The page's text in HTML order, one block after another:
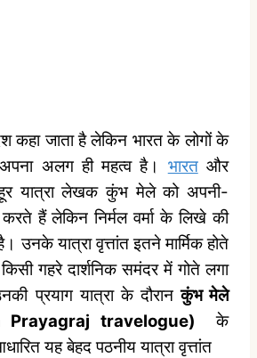
कहा जाता है लेकिन भारत के लोगों के
अलग ही महत्व है। भारतऔर
यात्रा लेखक कुंभ मेले को अपनी-
हैं लेकिन निर्मल वर्मा के लिखे की
उनके यात्रा वृत्तांत इतने मार्मिक होते
गहरे दार्शनिक समंदर में गोते लगा
प्रयाग यात्रा के दौरानकुंभ मेले
Prayagraj travelogue)
के
यह बेहद पठनीय यात्रा वृत्तांत